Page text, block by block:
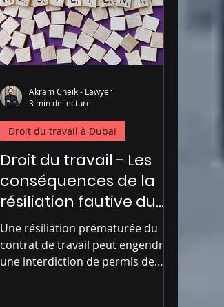
Droit du travail - Les
conséquences de la
résiliation fautive du
contrat de travail aux
Émirats
Une résiliation prématurée du
contrat de travail peut engendrer
une interdiction de permis de
Droit du travail à Dubai
Akram Cheik - Lawyer
3 min de lecture